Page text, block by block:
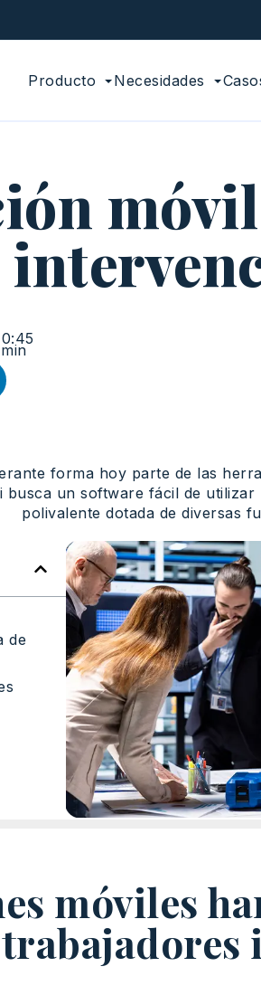
Producto Necesidades
forma hoy parte de las
un software fácil de
polivalente dotada de diversas
de
móviles
trabajadores